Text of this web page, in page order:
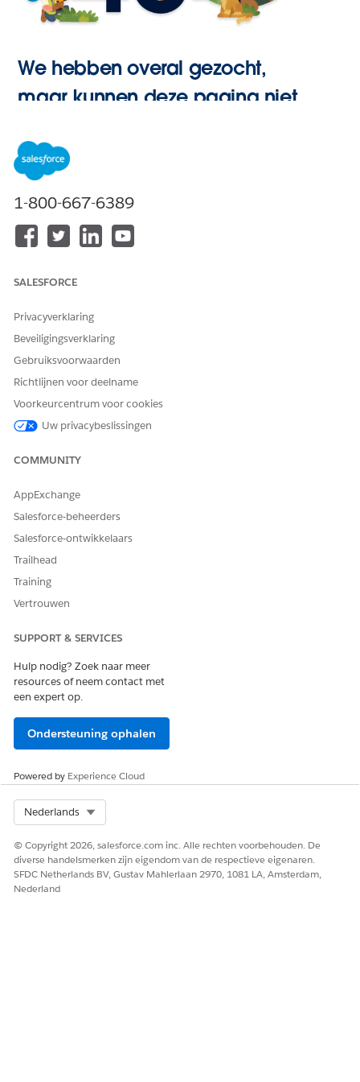
We hebben overal gezocht,
maar kunnen deze pagina niet
1-800-667-6389
SALESFORCE
Privacyverklaring
Beveiligingsverklaring
Gebruiksvoorwaarden
Richtlijnen voor deelname
Voorkeurcentrum voor cookies
Uw privacybeslissingen
COMMUNITY
AppExchange
Salesforce-beheerders
Salesforce-ontwikkelaars
Trailhead
Training
Vertrouwen
SUPPORT & SERVICES
Hulp nodig? Zoek naar meer
resources of neem contact met
een expert op.
Ondersteuning ophalen
Powered by Experience Cloud
Nederlands
© Copyright 2026, salesforce.com inc. Alle rechten voorbehouden. De
diverse handelsmerken zijn eigendom van de respectieve eigenaren.
SFDC Netherlands BV, Gustav Mahlerlaan 2970, 1081 LA, Amsterdam,
Nederland